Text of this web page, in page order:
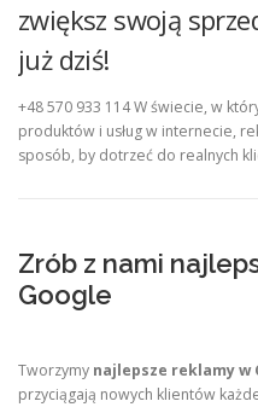
zwiększ swoją
już dziś!
+48 570 933 114 W świecie, w
produktów i usług w internecie,
sposób, by dotrzeć do realnych
Zrób z nami
Google
Tworzymy najlepsze reklamy w
przyciągają nowych klientów